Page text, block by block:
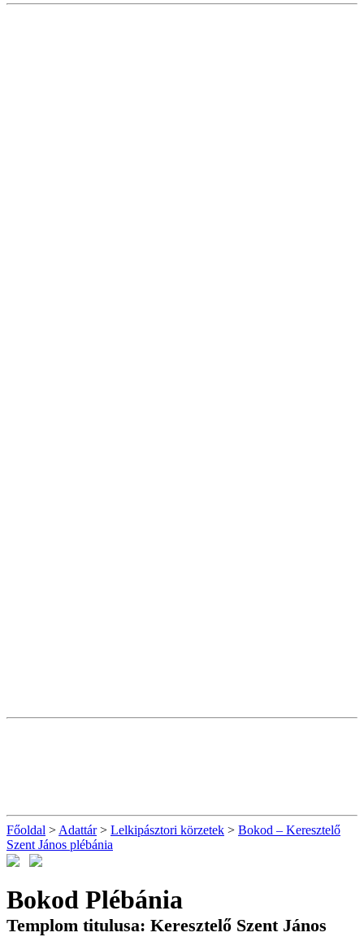
Főoldal > Adattár> Lelkipásztori körzetek > Bokod – Keresztelő
Szent János plébánia
Bokod Plébánia
Templom titulusa: Keresztelő Szent János